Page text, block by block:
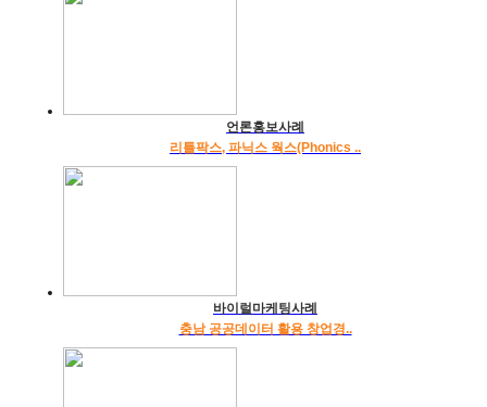
언론홍보사례
리틀팍스, 파닉스 웍스(Phonics ..
바이럴마케팅사례
충남 공공데이터 활용 창업경..